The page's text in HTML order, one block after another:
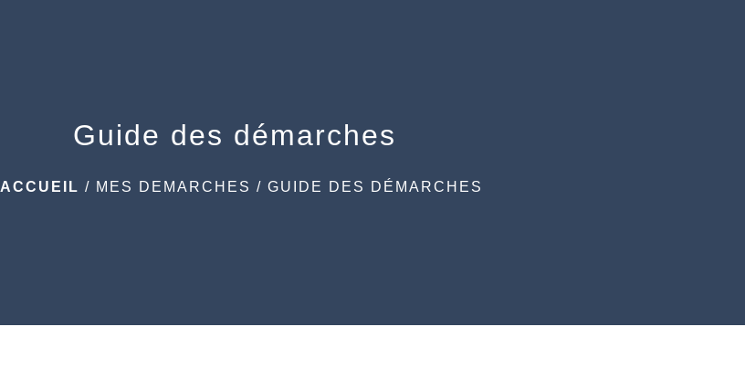
Guide des démarches
ACCUEIL / MES DEMARCHES /GUIDE DES DÉMARCHES